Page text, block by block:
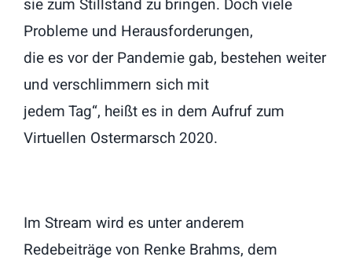
sie zum Stillstand zu bringen. Doch viele
Probleme und Herausforderungen,
die es vor der Pandemie gab, bestehen weiter
und verschlimmern sich mit
jedem Tag“, heißt es in dem Aufruf zum
Virtuellen Ostermarsch 2020.
Im Stream wird es unter anderem
Redebeiträge von Renke Brahms, dem